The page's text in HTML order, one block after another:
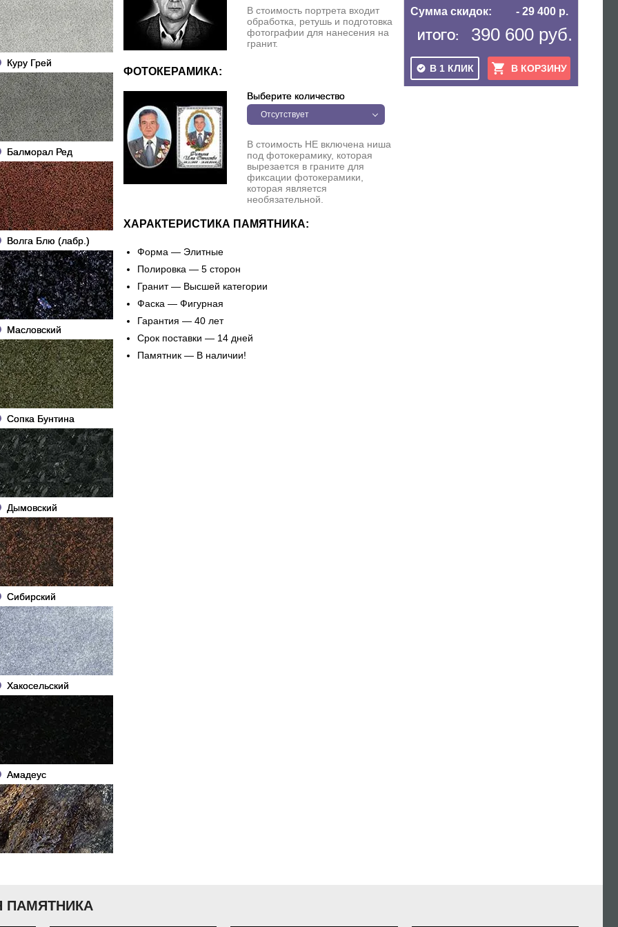
Сумма скидок: - 29 400 р.
ИТОГО: 390 600 руб.
В 1 КЛИК В КОРЗИНУ
Куру Грей
Балморал Ред
Волга Блю (лабр.)
Масловский
Сопка Бунтина
Дымовский
Сибирский
Хакосельский
Амадеус
В стоимость портрета входит
обработка, ретушь и подготовка
фотографии для нанесения на
гранит.
ФОТОКЕРАМИКА:
Выберите количество
Отсутствует
В стоимость НЕ включена ниша
под фотокерамику, которая
вырезается в граните для
фиксации фотокерамики,
которая является
необязательной.
ХАРАКТЕРИСТИКА ПАМЯТНИКА:
Форма — Элитные
Полировка — 5 сторон
Гранит — Высшей категории
Фаска — Фигурная
Гарантия — 40 лет
Срок поставки — 14 дней
Памятник — В наличии!
ПАМЯТНИКА